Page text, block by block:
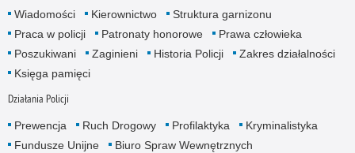
Wiadomości Kierownictwo
Struktura garnizonu
Praca w policji
Patronaty honorowe
Prawa człowieka
Poszukiwani
Zaginieni Historia Policji
Zakres działalności
Księga pamięci
Działania Policji
Prewencja Ruch Drogowy Profilaktyka
Kryminalistyka
Fundusze Unijne
Biuro Spraw Wewnętrznych